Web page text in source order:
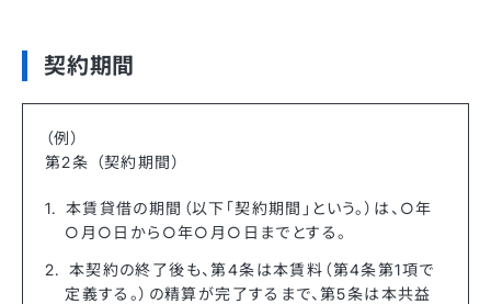
契約期間
（例）
第2条 （契約期間）
本賃貸借の期間（以下「契約期間」という。）は、○年
○月○日から○年○月○日までとする。
本契約の終了後も、第4条は本賃料（第4条第1項で
定義する。）の精算が完了するまで、第5条は本共益